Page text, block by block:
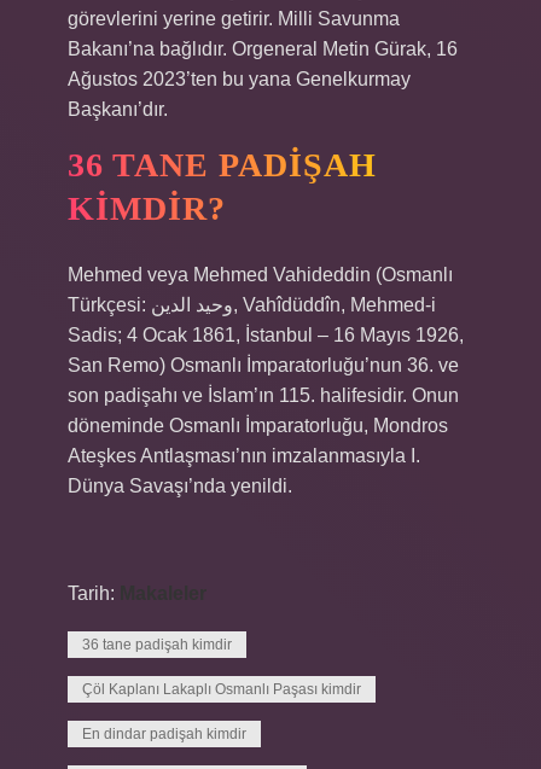
görevlerini yerine getirir. Milli Savunma
Bakanı’na bağlıdır. Orgeneral Metin Gürak, 16
Ağustos 2023’ten bu yana Genelkurmay
Başkanı’dır.
36 TANE PADIŞAH
KIMDIR?
Mehmed veya Mehmed Vahideddin (Osmanlı
Türkçesi: وحيد الدين, Vahîdüddîn, Mehmed-i
Sadis; 4 Ocak 1861, İstanbul – 16 Mayıs 1926,
San Remo) Osmanlı İmparatorluğu’nun 36. ve
son padişahı ve İslam’ın 115. halifesidir. Onun
döneminde Osmanlı İmparatorluğu, Mondros
Ateşkes Antlaşması’nın imzalanmasıyla I.
Dünya Savaşı’nda yenildi.
Tarih:
36 tane padişah kimdir
Çöl Kaplanı Lakaplı Osmanlı Paşası kimdir
En dindar padişah kimdir